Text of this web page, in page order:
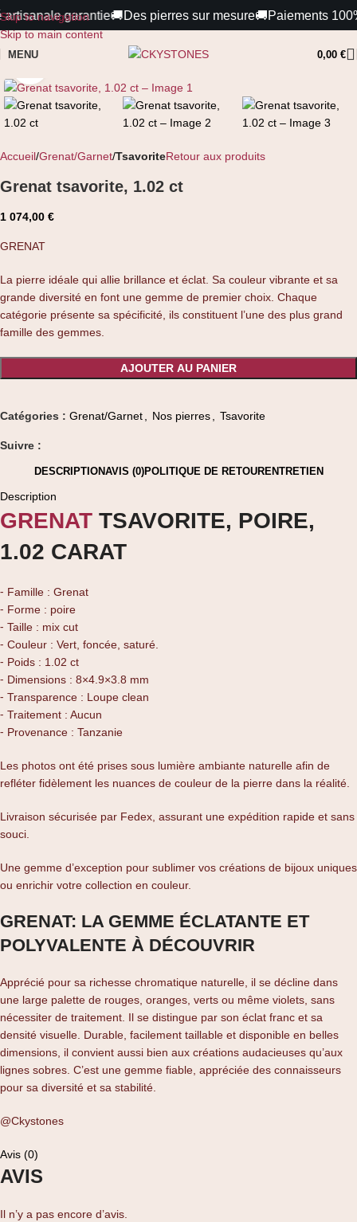
Skip to navigation
Skip to main content
garantie🚚Des pierres sur mesure🚚Paiements
MENU 0,00 €
Accueil Grenat/Garnet TsavoriteRetour aux produits
Grenat tsavorite, 1.02 ct
1 074,00 €
GRENAT
La pierre idéale qui allie brillance et éclat. Sa couleur vibrante et sa
grande diversité en font une gemme de premier choix. Chaque
catégorie présente sa spécificité, ils constituent l’une des plus grand
famille des gemmes.
AJOUTER AU PANIER
Catégories : Grenat/Garnet, Nos pierres, Tsavorite
Suivre :
DESCRIPTIONAVIS (0)POLITIQUE DE RETOURENTRETIEN
Description
GRENAT TSAVORITE, POIRE,
1.02 CARAT
⁃ Famille : Grenat
⁃ Forme : poire
⁃ Taille : mix cut
⁃ Couleur : Vert, foncée, saturé.
⁃ Poids : 1.02 ct
⁃ Dimensions : 8×4.9×3.8 mm
⁃ Transparence : Loupe clean
⁃ Traitement : Aucun
⁃ Provenance : Tanzanie
Les photos ont été prises sous lumière ambiante naturelle afin de
refléter fidèlement les nuances de couleur de la pierre dans la réalité.
Livraison sécurisée par Fedex, assurant une expédition rapide et sans
souci.
Une gemme d’exception pour sublimer vos créations de bijoux uniques
ou enrichir votre collection en couleur.
GRENAT: LA GEMME ÉCLATANTE ET
POLYVALENTE À DÉCOUVRIR
Apprécié pour sa richesse chromatique naturelle, il se décline dans
une large palette de rouges, oranges, verts ou même violets, sans
nécessiter de traitement. Il se distingue par son éclat franc et sa
densité visuelle. Durable, facilement taillable et disponible en belles
dimensions, il convient aussi bien aux créations audacieuses qu’aux
lignes sobres. C’est une gemme fiable, appréciée des connaisseurs
pour sa diversité et sa stabilité.
@Ckystones
Avis (0)
AVIS
Il n’y a pas encore d’avis.